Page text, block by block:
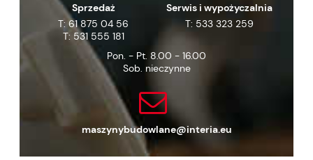
Sprzedaż
T:61 875 04 56
T: 531 555 181
Serwis i wypożyczalnia
T: 533 323 259
Pon. - Pt. 8.00 - 16.00
Sob. nieczynne
maszynybudowlane@interia.eu